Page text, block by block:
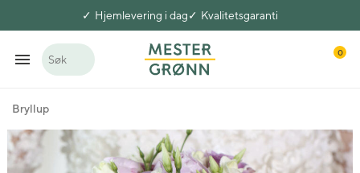
Hjemlevering i dag Kvalitetsgaranti
Søk
0
Bryllup